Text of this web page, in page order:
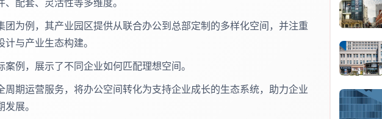
团为例，其产业园区提供从联合办公到总部定制的多样化空间，并注重
计与产业生态构建。
案例，展示了不同企业如何匹配理想空间。
周期运营服务，将办公空间转化为支持企业成长的生态系统，助力企业
展。